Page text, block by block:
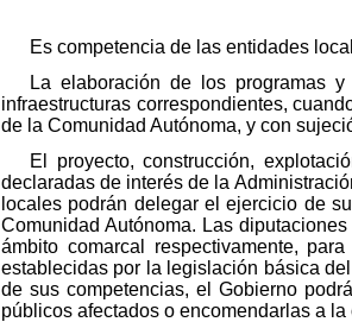
Es competencia de las entidades
La elaboración de los programas
infraestructuras correspondientes,
de la Comunidad Autónoma, y con
El proyecto, construcción,
declaradas de interés de la
locales podrán delegar el ejercicio de
Comunidad Autónoma. Las
ámbito comarcal respectivamente,
establecidas por la legislación básica
de sus competencias, el Gobierno
públicos afectados o encomendarlas a la